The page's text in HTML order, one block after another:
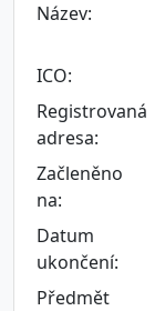
Název:
ICO:
Registrovaná
adresa:
Začleněno
na:
Datum
ukončení:
Předmět